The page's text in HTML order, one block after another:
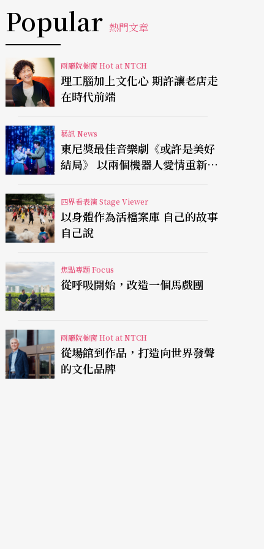
Popular 熱門文章
兩廳院櫥窗 Hot at NTCH
理工腦加上文化心 期許讓老店走
在時代前端
藝訊 News
東尼獎最佳音樂劇《或許是美好
結局》 以兩個機器人愛情重新凝
視有限人生
四界看表演 Stage Viewer
以身體作為活檔案庫 自己的故事
自己說
焦點專題 Focus
從呼吸開始，改造一個馬戲團
兩廳院櫥窗 Hot at NTCH
從場館到作品，打造向世界發聲
的文化品牌